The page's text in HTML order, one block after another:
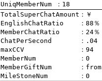
UniqMemberNum
：18
TotalSuperChatAmount
EnglishChatRatio
MemberChatRatio
ChatPerSecond
maxCCV
：94
MemberNum
：0
MemberGiftNum
： from
MileStoneNum
：0